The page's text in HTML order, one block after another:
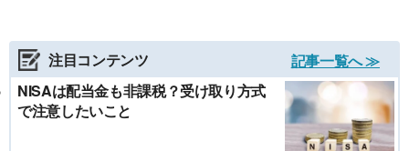
注目コンテンツ
記事一覧へ ≫
NISAは配当金も非課税？受け取り方式
で注意したいこと